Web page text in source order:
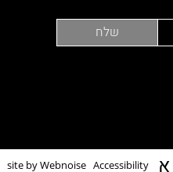
site by Webnoise א Accessibility